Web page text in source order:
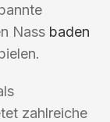
Nass baden
zahlreiche